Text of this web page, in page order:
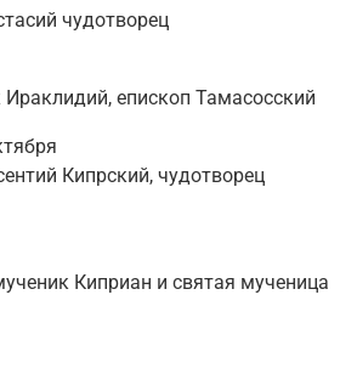
чудотворец
епископ Тамасосский
Кипрский, чудотворец
Киприан и святая мученица